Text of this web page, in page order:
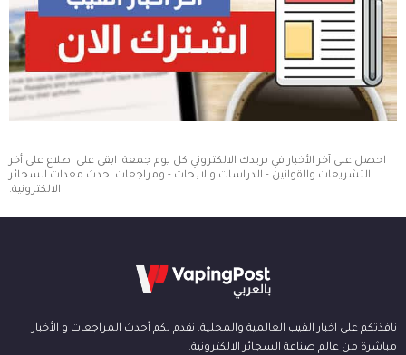
احصل على آخر الأخبار في بريدك الالكتروني كل يوم جمعة. ابقى على اطلاع على أخر
التشريعات والقوانين - الدراسات والابحاث - ومراجعات احدث معدات السجائر
الالكترونية.
نافذتكم على اخبار الفيب العالمية والمحلية. نقدم لكم أحدث المراجعات و الأخبار
مباشرة من عالم صناعة السجائر الالكترونية.